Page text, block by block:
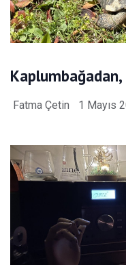
Fatma Çetin 1 Mayıs